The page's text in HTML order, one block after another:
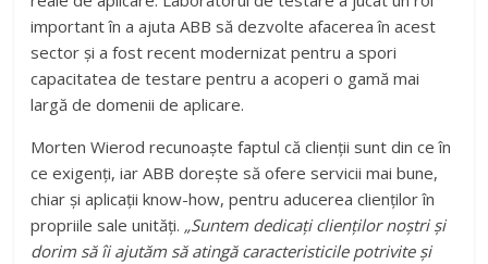
important în a ajuta ABB să dezvolte afacerea în acest
sector și a fost recent modernizat pentru a spori
capacitatea de testare pentru a acoperi o gamă mai
largă de domenii de aplicare.
Morten Wierod recunoaște faptul că clienții sunt din ce în
ce exigenți, iar ABB dorește să ofere servicii mai bune,
chiar și aplicații know-how, pentru aducerea clienților în
propriile sale unități. „Suntem dedicați clienților noștri și
dorim să îi ajutăm să atingă caracteristicile potrivite și